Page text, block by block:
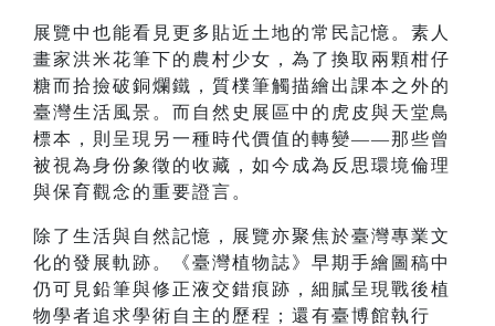
展覽中也能看見更多貼近土地的常民記憶。素人
畫家洪米花筆下的農村少女，為了換取兩顆柑仔
糖而拾撿破銅爛鐵，質樸筆觸描繪出課本之外的
臺灣生活風景。而自然史展區中的虎皮與天堂鳥
標本，則呈現另一種時代價值的轉變——那些曾
被視為身份象徵的收藏，如今成為反思環境倫理
與保育觀念的重要證言。
除了生活與自然記憶，展覽亦聚焦於臺灣專業文
化的發展軌跡。《臺灣植物誌》早期手繪圖稿中
仍可見鉛筆與修正液交錯痕跡，細膩呈現戰後植
物學者追求學術自主的歷程；還有臺博館執行